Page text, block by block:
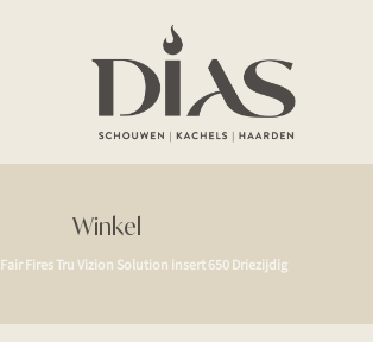
Winkel
Fair Fires Tru Vizion Solution insert 650 Driezijdig